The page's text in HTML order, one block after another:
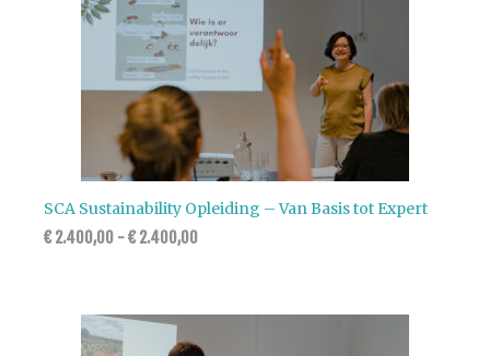
SCA Sustainability Opleiding – Van Basis tot Expert
€2.400,00 -€2.400,00